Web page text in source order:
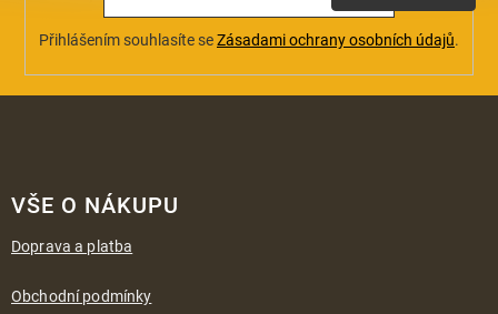
Přihlášením souhlasíte seZásadami ochrany osobních údajů.
VŠE O NÁKUPU
Doprava a platba
Obchodní podmínky